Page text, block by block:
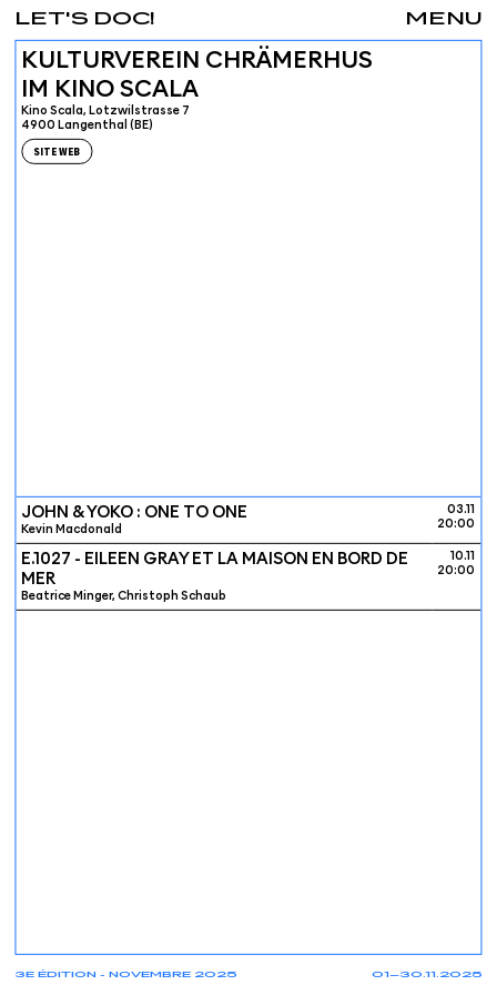
01—30.11.2025
3E ÉDITION - NOVEMBRE 2025
MENU
LET'S DOC!
KULTURVEREIN CHRÄMERHUS
IM KINO SCALA
Kino Scala, Lotzwilstrasse 7
4900 Langenthal (BE)
SITE WEB
JOHN & YOKO : ONE TO ONE
Kevin Macdonald
03.11
20:00
E.1027 - EILEEN GRAY ET LA MAISON EN BORD DE
MER
Beatrice Minger, Christoph Schaub
10.11
20:00